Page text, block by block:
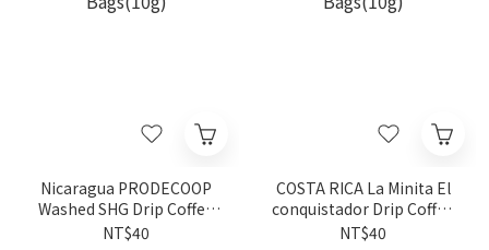
Nicaragua PRODECOOP
Washed SHG Drip Coffee
Bags(10g)
NT$40
COSTA RICA La Minita El
conquistador Drip Coffee
Bags(10g)
NT$40